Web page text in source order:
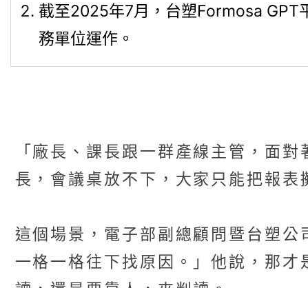
截至2025年7月，台塑Formosa GPT
務單位運作。
「廠長、課長跟一群產線主管，面
長，會議桌放不下，大家只能把報表
這個場景，電子部副總顧問暨台塑
一格一格往下找原因。」他說，那